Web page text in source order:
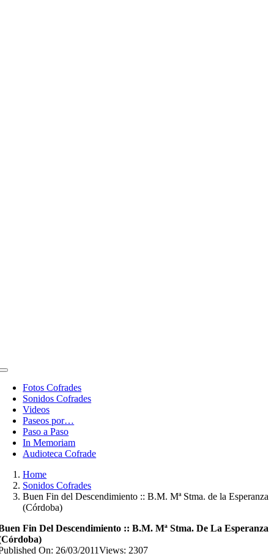
Toggle
NavigationFotos Cofrades
Sonidos Cofrades
Videos
Paseos por…
Paso a Paso
In Memoriam
Audioteca Cofrade
Home
Sonidos Cofrades
Buen Fin del Descendimiento :: B.M. Mª Stma. de la Esperanza
(Córdoba)
Fin Del Descendimiento :: B.M. Mª Stma. De La Esperanza
On: 26/03/2011Views: 2307